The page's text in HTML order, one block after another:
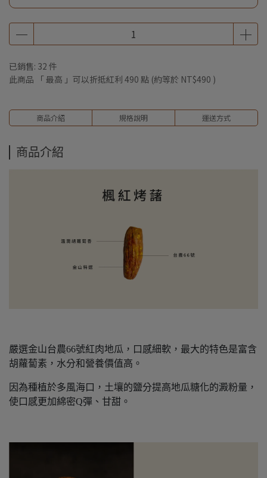
已銷售: 32 件
此商品 「 最高 」可以折抵紅利 490 點 (約等於 NT$490 )
商品介紹 規格說明 運送方式
商品介紹
嚴選金山台農66號紅肉地瓜，口感細軟，最大的特色是富含
胡蘿蔔素，水分和營養價值高。
因為種植於多風海口，土壤的鹽分提高地瓜糖化的澱粉量，
使口感更加綿密Q彈、甘甜。